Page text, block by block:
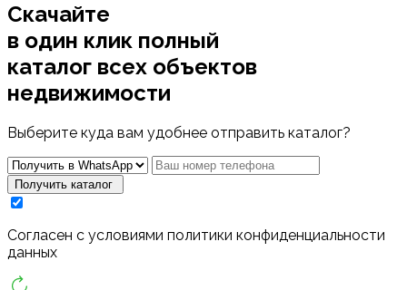
Скачайте
в один клик полный
каталог всех объектов
недвижимости
Выберите куда вам удобнее отправить каталог?
Получить каталог
Cогласен с условиями политики конфиденциальности
данных